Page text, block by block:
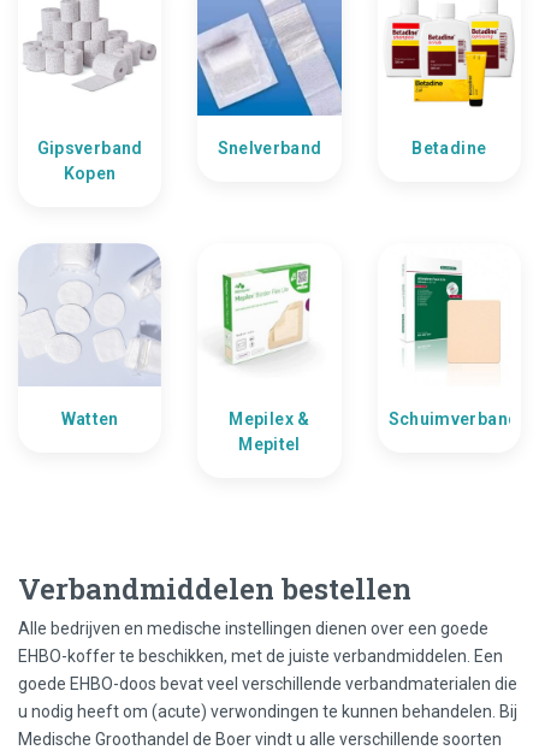
Gipsverband
Kopen
Snelverband Betadine
Watten
Mepilex &
Mepitel
Schuimverband
Verbandmiddelen bestellen
Alle bedrijven en medische instellingen dienen over een goede
EHBO-koffer te beschikken, met de juiste verbandmiddelen. Een
goede EHBO-doos bevat veel verschillende verbandmaterialen die
u nodig heeft om (acute) verwondingen te kunnen behandelen. Bij
Medische Groothandel de Boer vindt u alle verschillende soorten